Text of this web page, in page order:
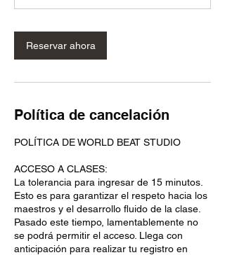
Reservar ahora
Política de cancelación
POLÍTICA DE WORLD BEAT STUDIO
ACCESO A CLASES:
La tolerancia para ingresar de 15 minutos.
Esto es para garantizar el respeto hacia los
maestros y el desarrollo fluido de la clase.
Pasado este tiempo, lamentablemente no
se podrá permitir el acceso. Llega con
anticipación para realizar tu registro en